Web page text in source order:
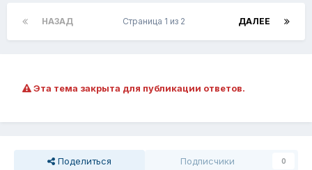
НАЗАД ДАЛЕЕ
Страница 1 из 2
Эта тема закрыта для публикации ответов.
Поделиться Подписчики 0